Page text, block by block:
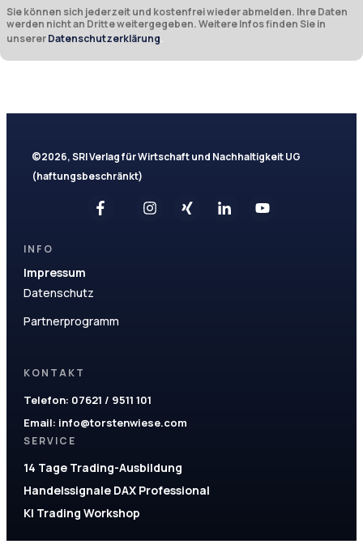
Sie können sich jederzeit und kostenfrei wieder abmelden. Ihre Daten
werden nicht an Dritte weitergegeben. Weitere Infos finden Sie in
unsererDatenschutzerklärung.
©2026,SRI Verlag für Wirtschaft und Nachhaltigkeit UG
(haftungsbeschränkt)
INFO
Impressum
Datenschutz
Partnerprogramm
KONTAKT
Telefon: 07621 / 9511 101
Email: info@torstenwiese.com
SERVICE
14 Tage Trading-Ausbildung
Handelssignale DAX Professional
KI Trading Workshop